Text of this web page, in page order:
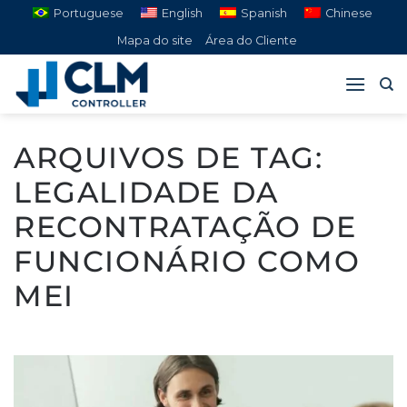
Pular
o
conteúdo
Portuguese English Spanish
Chinese
Mapa do site
Área do Cliente
ARQUIVOS DE TAG:
LEGALIDADE DA
RECONTRATAÇÃO DE
FUNCIONÁRIO COMO
MEI